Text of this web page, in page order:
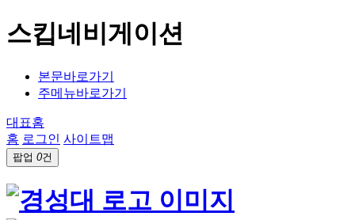
스킵네비게이션
본문바로가기
주메뉴바로가기
대표홈
홈 로그인 사이트맵
팝업 0건